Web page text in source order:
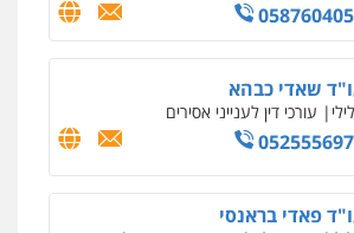
שאדי כבהא
עורכי דין לענייני אסירים
פאדי בראנסי